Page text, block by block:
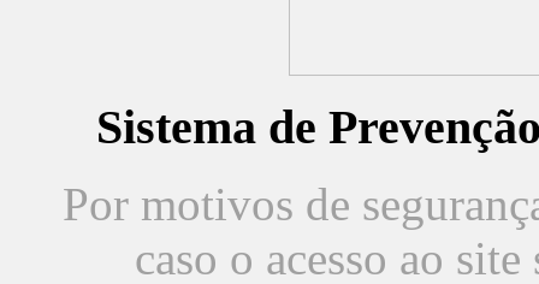
Sistema de
Por motivos de
caso o acesso ao